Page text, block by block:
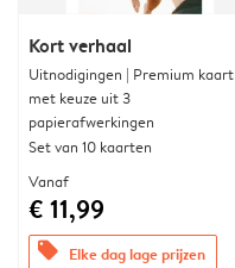
Kort verhaal
Uitnodigingen | Premium kaart
met keuze uit 3
papierafwerkingen
Set van 10 kaarten
Vanaf
€ 11,99
offers Elke dag lage prijzen